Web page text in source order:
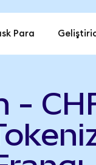
Para
-